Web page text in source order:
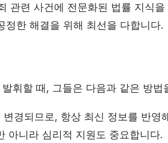
관련 사건에 전문화된 법률 지식
정한 해결을 위해 최선을 다합니다.
휘할 때, 그들은 다음과 같은 방법
경되므로, 항상 최신 정보를 반영
아니라 심리적 지원도 중요합니다.